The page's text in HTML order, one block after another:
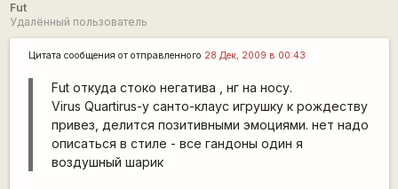
Fut
Удалённый пользователь
Цитата сообщения от отправленного 28 Дек, 2009 в 00:43
Fut откуда стоко негатива , нг на носу.
Virus Quartirus-у санто-клаус игрушку к рождеству
привез, делится позитивными эмоциями. нет надо
описаться в стиле - все гандоны один я
воздушный шарик